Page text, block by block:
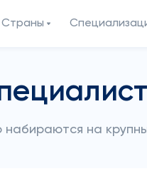
Страны
на